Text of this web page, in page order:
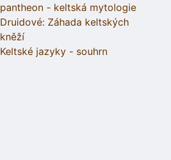
pantheon - keltská mytologie
Druidové: Záhada keltských
kněží
Keltské jazyky - souhrn